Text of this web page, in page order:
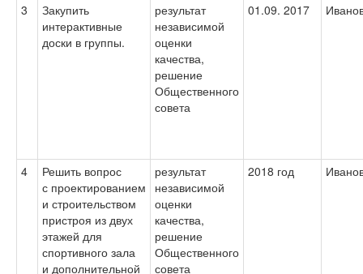
3
Закупить
интерактивные
доски в группы.
результат
независимой
оценки
качества,
решение
Общественного
совета
01.09. 2017
4
Решить вопрос
с проектированием
и строительством
пристроя из двух
этажей для
спортивного зала
и дополнительной
результат
независимой
оценки
качества,
решение
Общественного
совета
2018 год